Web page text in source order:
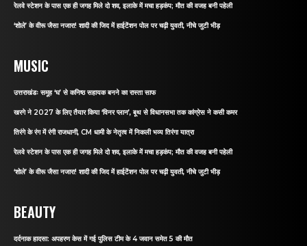
रेलवे स्टेशन के पास एक ही जगह मिले दो शव, इलाके में मचा हड़कंप; मौत की वजह बनी पहेली
‘शोले’ के वीरू जैसा नजारा! शादी की जिद में हाईटेंशन पोल पर चढ़ी युवती, नीचे जुटी भीड़
MUSIC
उत्तराखंडः समूह ‘घ’ से कनिष्ठ सहायक बनने का रास्ता साफ
खरगे ने 2027 के लिए तैयार किया ‘विनर प्लान’, बूथ से विधानसभा तक कांग्रेस ने कसी कमर
तिरंगे के रंग में रंगी राजधानी, CM धामी के नेतृत्व में निकली भव्य तिरंगा यात्रा
रेलवे स्टेशन के पास एक ही जगह मिले दो शव, इलाके में मचा हड़कंप; मौत की वजह बनी पहेली
‘शोले’ के वीरू जैसा नजारा! शादी की जिद में हाईटेंशन पोल पर चढ़ी युवती, नीचे जुटी भीड़
BEAUTY
दर्दनाक हादसा: अपहरण केस में गई पुलिस टीम के 4 जवान समेत 5 की मौत